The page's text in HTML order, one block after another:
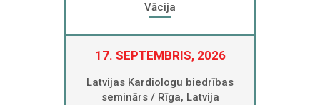
Vācija
17. SEPTEMBRIS, 2026
Latvijas Kardiologu biedrības
seminārs / Rīga, Latvija